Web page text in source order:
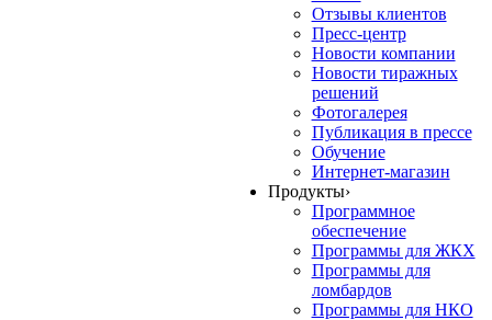
Отзывы клиентов
Пресс-центр
Новости компании
Новости тиражных
решений
Фотогалерея
Публикация в прессе
Обучение
Интернет-магазин
Продукты›
Программное
обеспечение
Программы для ЖКХ
Программы для
ломбардов
Программы для НКО